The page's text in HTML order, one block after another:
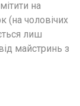
на
(на чоловічих
лиш
майстринь з